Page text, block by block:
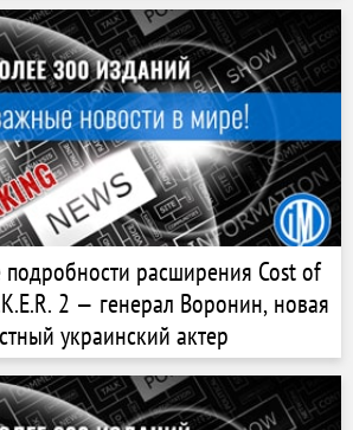
расширения Cost of
2 — генерал Воронин, новая
украинский актер